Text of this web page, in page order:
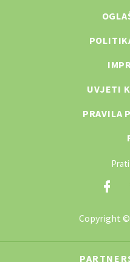
UVJETI
PRAVILA
Copyright ©